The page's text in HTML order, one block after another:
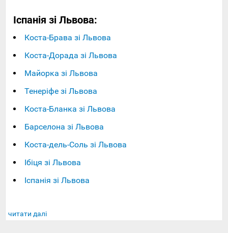
Іспанія зі Львова:
Коста-Брава зі Львова
Коста-Дорада зі Львова
Майорка зі Львова
Тенеріфе зі Львова
Коста-Бланка зі Львова
Барселона зі Львова
Коста-дель-Соль зі Львова
Ібіця зі Львова
Іспанія зі Львова
читати далі